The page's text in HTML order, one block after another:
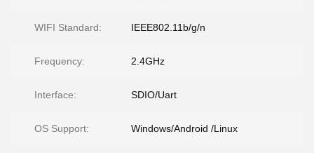
WIFI Standard: IEEE802.11b/g/n
Frequency: 2.4GHz
Interface: SDIO/Uart
OS Support: Windows/Android /Linux